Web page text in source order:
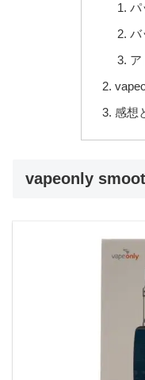
パ
バ
ア
感想
vapeonly